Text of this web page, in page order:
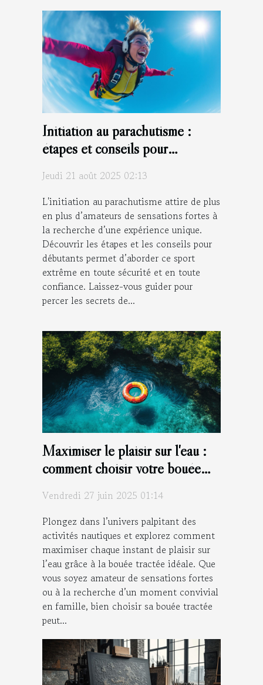
Initiation au parachutisme :
étapes et conseils pour
Jeudi 21 août 2025 02:13
L'initiation au parachutisme attire de plus
en plus d’amateurs de sensations fortes à
la recherche d’une expérience unique.
Découvrir les étapes et les conseils pour
débutants permet d’aborder ce sport
extrême en toute sécurité et en toute
confiance. Laissez-vous guider pour
percer les secrets de...
Maximiser le plaisir sur l'eau :
comment choisir votre bouée
Vendredi 27 juin 2025 01:14
Plongez dans l’univers palpitant des
activités nautiques et explorez comment
maximiser chaque instant de plaisir sur
l’eau grâce à la bouée tractée idéale. Que
vous soyez amateur de sensations fortes
ou à la recherche d’un moment convivial
en famille, bien choisir sa bouée tractée
peut...